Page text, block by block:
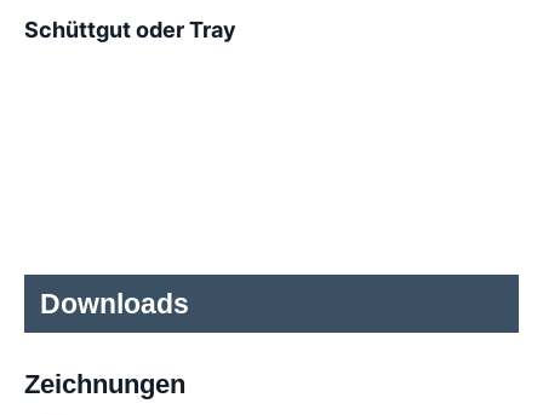
Schüttgut oder Tray
Downloads
Zeichnungen